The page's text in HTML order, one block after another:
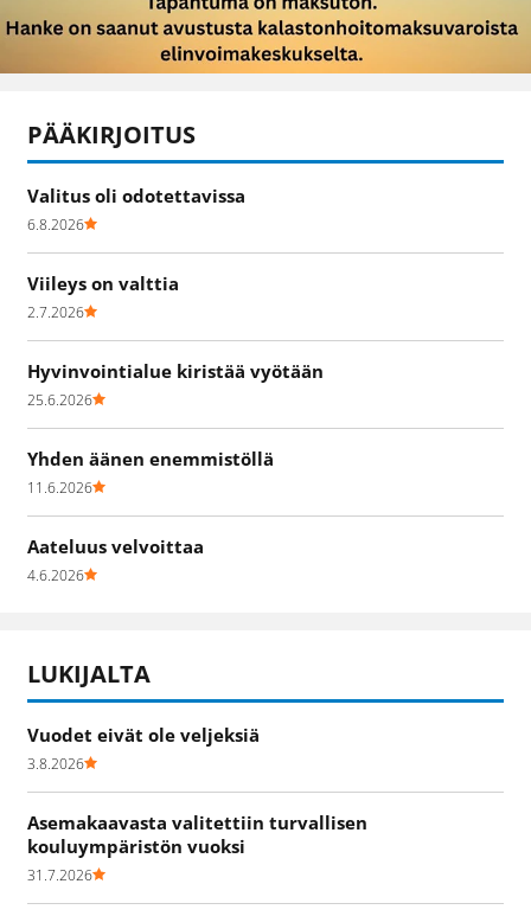
PÄÄKIRJOITUS
Valitus oli odotettavissa
6.8.2026
Viileys on valttia
2.7.2026
Hyvinvointialue kiristää vyötään
25.6.2026
Yhden äänen enemmistöllä
11.6.2026
Aateluus velvoittaa
4.6.2026
LUKIJALTA
Vuodet eivät ole veljeksiä
3.8.2026
Asemakaavasta valitettiin turvallisen
kouluympäristön vuoksi
31.7.2026